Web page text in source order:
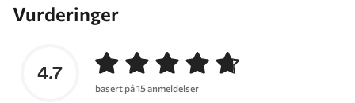
Vurderinger
4.7
basert på 15 anmeldelser